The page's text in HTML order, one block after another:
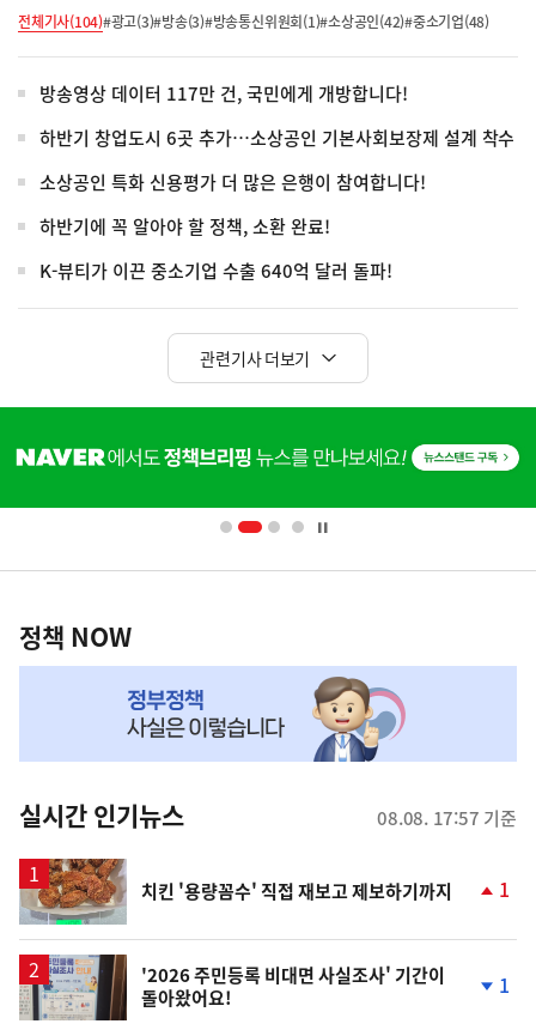
전체기사(104)#광고(3)#방송(3)#방송통신위원회(1)#소상공인(42)#중소기업(48)
방송영상 데이터 117만 건, 국민에게 개방합니다!
하반기 창업도시 6곳 추가…소상공인 기본사회보장제 설계 착수
소상공인 특화 신용평가 더 많은 은행이 참여합니다!
하반기에 꼭 알아야 할 정책, 소환 완료!
K-뷰티가 이끈 중소기업 수출 640억 달러 돌파!
관련기사 더보기
단
영
책
NOW,
뉴
스
정책 NOW
실시간 인기뉴스 08.08. 17:57 기준
치킨 '용량꼼수' 직접 재보고 제보하기까지
상
1
'2026 주민등록 비대면 사실조사' 기간이
돌아왔어요!
1